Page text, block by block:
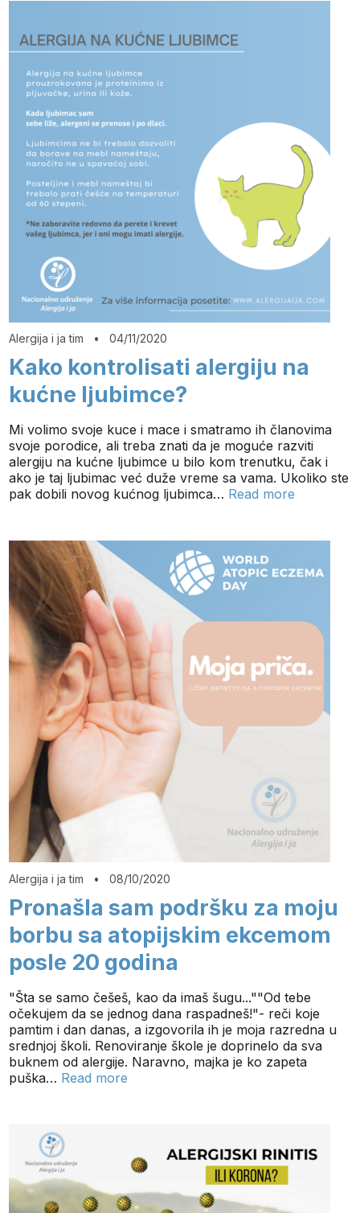
Alergija i ja tim •04/11/2020
Kako kontrolisati alergiju na
kućne ljubimce?
Mi volimo svoje kuce i mace i smatramo ih članovima
svoje porodice, ali treba znati da je moguće razviti
alergiju na kućne ljubimce u bilo kom trenutku, čak i
ako je taj ljubimac već duže vreme sa vama. Ukoliko ste
pak dobili novog kućnog ljubimca… Read more
Alergija i ja tim •08/10/2020
Pronašla sam podršku za moju
borbu sa atopijskim ekcemom
posle 20 godina
"Šta se samo češeš, kao da imaš šugu...""Od tebe
očekujem da se jednog dana raspadneš!"- reči koje
pamtim i dan danas, a izgovorila ih je moja razredna u
srednjoj školi. Renoviranje škole je doprinelo da sva
buknem od alergije. Naravno, majka je ko zapeta
puška… Read more